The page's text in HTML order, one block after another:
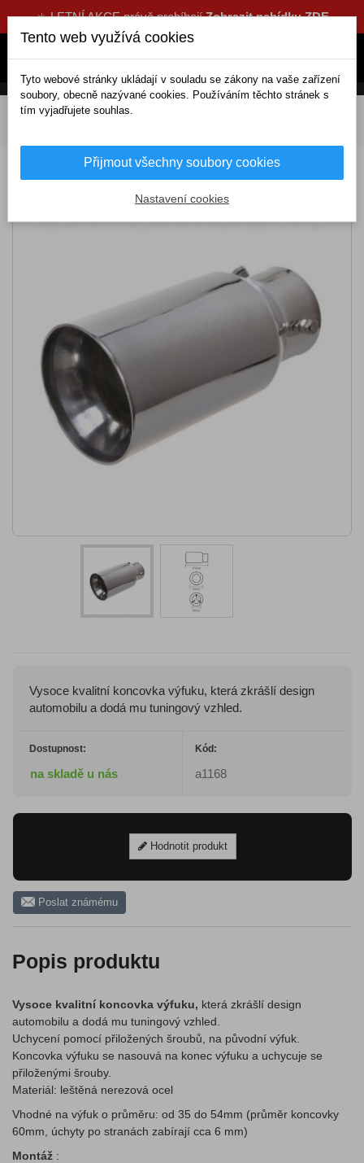
☀️ LETNÍ AKCE právě probíhajíZobrazit nabídku ZDE
DOMOV Tuning a dekorace
Koncovka výfuku (Ø výfuku do 54mm)
Vysoce kvalitní koncovka výfuku, která zkrášlí design
automobilu a dodá mu tuningový vzhled.
Dostupnost:
na skladě u nás
Kód:
a1168
Hodnotit produkt
Poslat známému
Popis produktu
Vysoce kvalitní koncovka výfuku, která zkrášlí design
automobilu a dodá mu tuningový vzhled.
Uchycení pomocí přiložených šroubů, na původní výfuk.
Koncovka výfuku se nasouvá na konec výfuku a uchycuje se
přiloženými šrouby.
Materiál: leštěná nerezová ocel
Vhodné na výfuk o průměru: od 35 do 54mm (průměr koncovky
60mm, úchyty po stranách zabírají cca 6 mm)
Montáž :
Tento web využívá cookies
Tyto webové stránky ukládají v souladu se zákony na vaše zařízení
soubory, obecně nazývané cookies. Používáním těchto stránek s
tím vyjadřujete souhlas.
Přijmout všechny soubory cookies
Nastavení cookies